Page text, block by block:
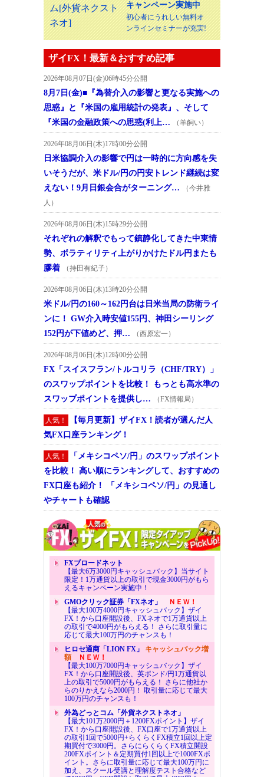
キャンペーン実施中
初心者にうれしい無料オ
ンラインセミナーが充実!
ザイFX！最新＆おすすめ記事
2026年08月07日(金)06時45分公開
8月7日(金)■『為替介入の影響と更なる実施への
思惑』と『米国の雇用統計の発表』、そして
『米国の金融政策への思惑(利上…
（羊飼い）
2026年08月06日(木)17時00分公開
日米協調介入の影響で円は一時的に方向感を失
いそうだが、米ドル/円の円安トレンド継続は変
えない！9月日銀会合がターニング…
（今井雅
人）
2026年08月06日(木)15時29分公開
それぞれの解釈でもって鎮静化してきた中東情
勢、ボラティリティ上がりかけたドル円またも
膠着
（持田有紀子）
2026年08月06日(木)13時20分公開
米ドル/円の160～162円台は日米当局の防衛ライ
ンに！ GW介入時安値155円、神田シーリング
152円が下値めど、押…
（西原宏一）
2026年08月06日(木)12時00分公開
FX「スイスフラン/トルコリラ（CHF/TRY）」
のスワップポイントを比較！ もっとも高水準の
スワップポイントを提供し…
（FX情報局）
人気！
【毎月更新】ザイFX！読者が選んだ人
気FX口座ランキング！
人気！
「メキシコペソ/円」のスワップポイント
を比較！ 高い順にランキングして、おすすめの
FX口座も紹介！ 「メキシコペソ/円」の見通し
やチャートも確認
FXブロードネット
【最大6万3000円キャッシュバック】当サイト
限定！1万通貨以上の取引で現金3000円がもら
えるキャンペーン実施中！
GMOクリック証券「FXネオ」
ＮＥＷ！
【最大100万4000円キャッシュバック】ザイ
FX！から口座開設後、FXネオで1万通貨以上
の取引で4000円がもらえる！ さらに取引量に
応じて最大100万円のチャンスも！
ヒロセ通商「LION FX」 キャッシュバック増
額ＮＥＷ！
【最大100万7000円キャッシュバック】ザイ
FX！から口座開設後、英ポンド/円1万通貨以
上の取引で5000円がもらえる！ さらに他社か
らのりかえなら2000円！ 取引量に応じて最大
100万円のチャンスも！
外為どっとコム「外貨ネクストネオ」
【最大101万2000円＋1200FXポイント】ザイ
FX！から口座開設後、FX口座で1万通貨以上
の取引1回で5000円+らくらくFX積立1回以上定
期買付で3000円。さらにらくらくFX積立開設
200FXポイント＆定期買付1回以上で1000FXポ
イント。さらに取引量に応じて最大100万円に
加え、スクール受講と理解度テスト合格など